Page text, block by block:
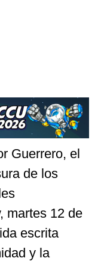
Guerrero, el
de los
martes 12 de
escrita
y la